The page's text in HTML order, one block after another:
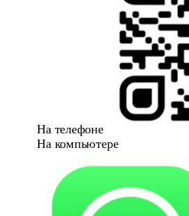
На телефоне
На компьютере